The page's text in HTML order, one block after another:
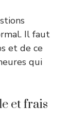
Il faut
et de ce
qui
et frais